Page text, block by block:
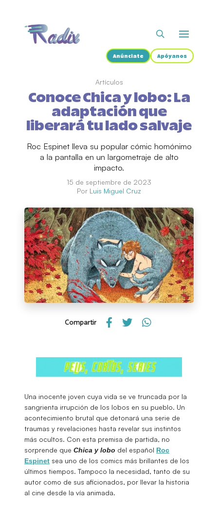
Anúnciate Apóyanos
Artículos
Conoce Chica y lobo: La
adaptación que
liberará tu lado salvaje
Roc Espinet lleva su popular cómic homónimo
a la pantalla en un largometraje de alto
impacto.
15 de septiembre de 2023
Por Luis Miguel Cruz
Compartir
Una inocente joven cuya vida se ve truncada por la
sangrienta irrupción de los lobos en su pueblo. Un
acontecimiento brutal que detonará una serie de
traumas y revelaciones hasta revelar sus instintos
más ocultos. Con esta premisa de partida, no
sorprende que Chica y lobo del español Roc
Espinet sea uno de los comics más brillantes de los
últimos tiempos. Tampoco la necesidad, tanto de su
autor como de sus aficionados, por llevar la historia
al cine desde la vía animada.